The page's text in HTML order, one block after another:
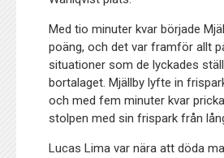
Med tio minuter kvar började
poäng, och det var framför allt
situationer som de lyckades
bortalaget. Mjällby lyfte in
och med fem minuter kvar
stolpen med sin frispark från
Lucas Lima var nära att döda